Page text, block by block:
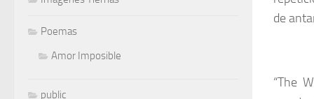
de
“The
Poemas
Amor Imposible
public